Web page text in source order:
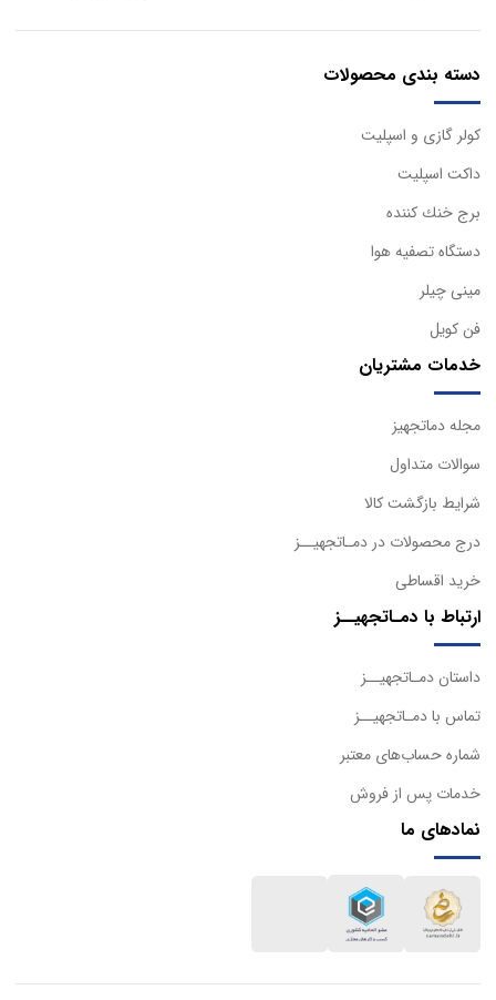
دسته بندی محصولات
كولر گازی و اسپليت
داكت اسپليت
برج خنك كننده
دستگاه تصفيه هوا
مینی چیلر
فن کویل
خدمات مشتریان
مجله دماتجهیز
سوالات متداول
شرایط بازگشت کالا
درج محصولات در دمـاتجهیــز
خرید اقساطی
ارتباط با دمـاتجهیــز
داستان دمـاتجهیــز
تماس با دمـاتجهیــز
شماره حساب‌های معتبر
خدمات پس از فروش
نمادهای ما